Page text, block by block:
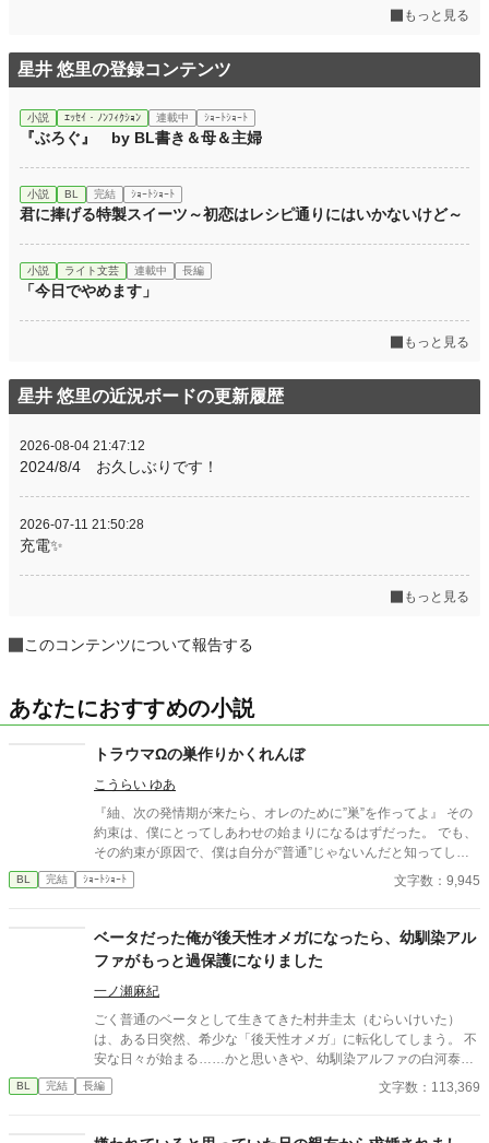
もっと見る
星井 悠里の登録コンテンツ
小説 ｴｯｾｲ・ﾉﾝﾌｨｸｼｮﾝ 連載中 ｼｮｰﾄｼｮｰﾄ
『ぶろぐ』 by BL書き＆母＆主婦
小説 BL 完結 ｼｮｰﾄｼｮｰﾄ
君に捧げる特製スイーツ～初恋はレシピ通りにはいかないけど～
小説 ライト文芸 連載中 長編
「今日でやめます」
もっと見る
星井 悠里の近況ボードの更新履歴
2026-08-04 21:47:12
2024/8/4 お久しぶりです！
2026-07-11 21:50:28
充電✨
もっと見る
このコンテンツについて報告する
あなたにおすすめの小説
トラウマΩの巣作りかくれんぼ
こうらい ゆあ
『紬、次の発情期が来たら、オレのために”巣”を作ってよ』 その
約束は、僕にとってしあわせの始まりになるはずだった。 でも、
その約束が原因で、僕は自分が”普通”じゃないんだと知ってしま
った。 新しい恋人である優しいα・奏さんと暮らし始めても、あ
の日のトラウマは消えない。 彼に”巣”を見られるのが怖くて、発
所で、ひとりぼっちで”巣”を作り、彼が帰って来る前に片付け
かくれんぼ。 どうか、僕の”巣”が見つかりませんように。 ――そ
う願っているのに、本当は少しだけ、奏さんに見つけて欲しいと
BL 完結 ｼｮｰﾄｼｮｰﾄ 文字数：9,945
ベータだった俺が後天性オメガになったら、幼馴染アル
ファがもっと過保護になりました
一ノ瀬麻紀
ごく普通のベータとして生きてきた村井圭太（むらいけいた）
は、ある日突然、希少な「後天性オメガ」に転化してしまう。 不
安な日々が始まる……かと思いきや、幼馴染アルファの白河泰雅
（しらかわたいが）とはまさかの両思い。 早々に『番（つが
い）』となり、幸せな日々を送っていた。 「オメガになっても俺
太。 だが、晴れて番となった泰雅は、今まで以上に過保護になっ
BL 完結 長編 文字数：113,369